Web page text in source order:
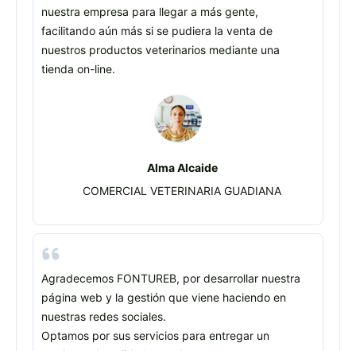
nuestra empresa para llegar a más gente,
facilitando aún más si se pudiera la venta de
nuestros productos veterinarios mediante una
tienda on-line.
Alma Alcaide
COMERCIAL VETERINARIA GUADIANA
Agradecemos FONTUREB, por desarrollar nuestra
página web y la gestión que viene haciendo en
nuestras redes sociales.
Optamos por sus servicios para entregar un